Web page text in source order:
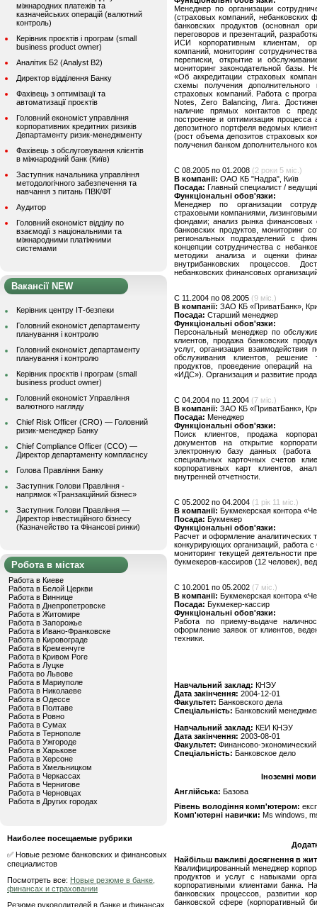
міжнародних платежів та
казначейських операцій (валютний
контроль)
Керівник проєктів і програм (small
business product owner)
Аналітик Б2 (Analyst B2)
Директор відділення Банку
Фахівець з оптимізації та
автоматизації проєктів
Головний економіст управління
корпоративних кредитних ризиків
Департаменту ризик-менеджменту
Фахівець з обслуговування клієнтів
в міжнародний банк (Київ)
Заступник начальника управління
методологічного забезпечення та
навчання з питань ПВК/ФТ
Аудитор
Головний економіст відділу по
взаємодії з національними та
міжнародними платіжними
системами
Вакансії NEW
Керівник центру ІТ-безпеки
Головний економіст департаменту
планування і контролю
Головний економіст департаменту
планування і контролю
Керівник проєктів і програм (small
business product owner)
Головний економіст Управління
валютного нагляду
Chief Risk Officer (CRO) — Головний
ризик-менеджер Банку
Chief Compliance Officer (CCO) —
Директор департаменту комплаєнсу
Голова Правління Банку
Заступник Голови Правління -
напрямок «Транзакційний бізнес»
Заступник Голови Правління —
Директор інвестиційного бізнесу
(Казначейство та Фінансові ринки)
Робота в містах
Работа в Киеве
Работа в Белой Церкви
Работа в Виннице
Работа в Днепропетровске
Работа в Житомире
Работа в Запорожье
Работа в Ивано-Франковске
Работа в Кировограде
Работа в Кременчуге
Работа в Кривом Роге
Работа в Луцке
Работа во Львове
Работа в Мариуполе
Работа в Николаеве
Работа в Одессе
Работа в Полтаве
Работа в Ровно
Работа в Сумах
Работа в Тернополе
Работа в Ужгороде
Работа в Харькове
Работа в Херсоне
Работа в Хмельницком
Работа в Черкассах
Работа в Чернигове
Работа в Черновцах
Работа в Других городах
Наиболее посещаемые рубрики
✅ Новые резюме банковских и финансовых
специалистов
Посмотреть все: Новые резюме в банке,
финансах и страховании
Резюме руководителей в банке и финансах
Менеджер по организации
(страховых компаний, небанковских
банковских продуктов (основная
переговоров и презентаций,
ИСИ корпоративным клиентам,
компаний, мониторинг
переписки, открытие и
мониторинг законодательной базы.
«Об аккредитации страховых
схемы получения дополнительного
страховых компаний. Работа с
Notes, Zero Balancing, Лига.
наличие прямых контактов с
построение и оптимизация процесса
депозитного портфеля ведомых
(рост объема депозитов страховых
получения банком дополнительного
C 08.2005 по 01.2008 (2 роки 5 міс.)
В компанії: ОАО КБ "Надра", Київ
Посада: Главный специалист /
Функціональні обов'язки:
Менеджер по организации
страховыми компаниями,
фондами; анализ рынка финансовых
банковских продуктов, мониторинг
региональных подразделений с
концепции сотрудничества с
методики анализа и оценки
внутрибанковских процессов.
небанковских финансовых
C 11.2004 по 08.2005 (9 міс.)
В компанії: ЗАО КБ «ПриватБанк»,
Посада: Старший менеджер
Функціональні обов'язки:
Персональный менеджер по
клиентов, продажа банковских
услуг, организация взаимодействия
обслуживания клиентов, решение
продуктов, проведение операций
«ИДС»). Организация и развитие
C 04.2004 по 11.2004 (7 міс.)
В компанії: ЗАО КБ «ПриватБанк»,
Посада: Менеджер
Функціональні обов'язки:
Поиск клиентов, продажа
документов на открытие
электронную базу данных
специальных карточных счетов
корпоративных карт клиентов,
внутренней отчетности.
C 05.2002 по 04.2004 (1 рік 11 міс.)
В компанії: Букмекерская контора
Посада: Букмекер
Функціональні обов'язки:
Расчет и оформление аналитических
конкурирующих организаций, работа
мониторинг текущей деятельности
букмекеров-кассиров (12 человек),
C 10.2001 по 05.2002 (7 міс.)
В компанії: Букмекерская контора
Посада: Букмекер-кассир
Функціональні обов'язки:
Работа по приему-выдаче
оформление заявок от клиентов,
техники.
Навчальний заклад: КНЭУ
Дата закінчення: 2004-12-01
Факультет: Банковского дела
Спеціальність: Банковский
Навчальний заклад: КЕИ КНЭУ
Дата закінчення: 2003-08-01
Факультет: Финансово-экономический
Спеціальність: Банковское дело
Іноземні
Англійська: Базова
Рівень володіння комп'ютером:
Комп'ютерні навички: Ms windows,
Найбільш важливі досягнення в
Квалифицированный менеджер
продуктов и услуг с навыками
корпоративными клиентами банка.
банковских процессов, развитии
банковской сфере (корпоративный